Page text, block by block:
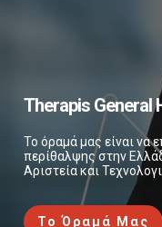
Therapis General
Το όραμά μας είναι να
περίθαλψης στην
Αριστεία και
Το Όραμά Μας